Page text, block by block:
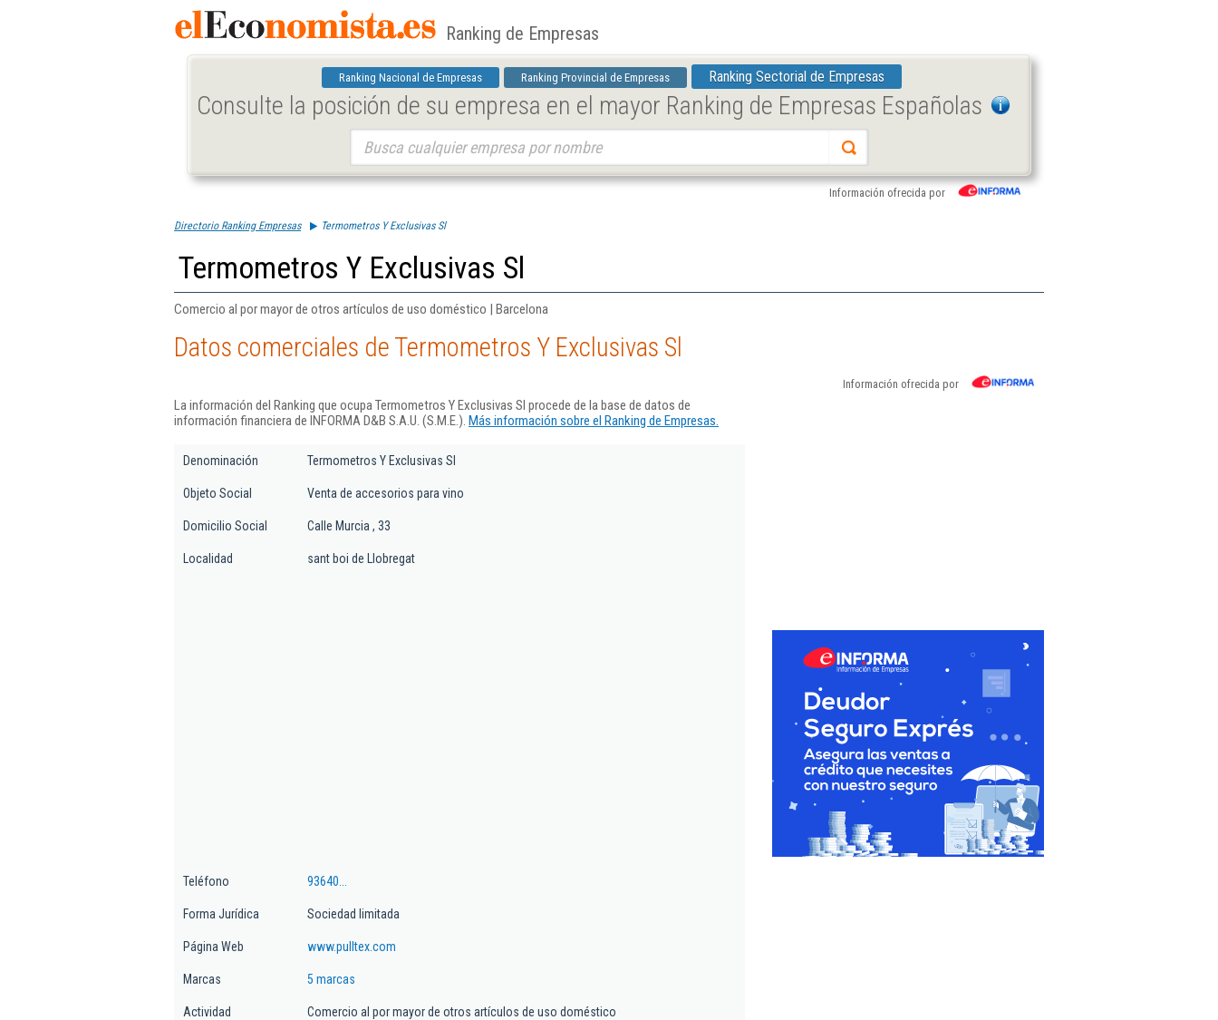
Ranking de Empresas
Ranking Nacional de Empresas Ranking Provincial de Empresas Ranking Sectorial de Empresas
Consulte la posición de su empresa en el mayor Ranking de Empresas Españolas
Información ofrecida por
Directorio Ranking Empresas Termometros Y Exclusivas Sl
Termometros Y Exclusivas Sl
Comercio al por mayor de otros artículos de uso doméstico | Barcelona
Datos comerciales de Termometros Y Exclusivas Sl
Información ofrecida por
La información del Ranking que ocupa Termometros Y Exclusivas Sl procede de la base de datos de
información financiera de INFORMA D&B S.A.U. (S.M.E.). Más información sobre el Ranking de Empresas.
Denominación Termometros Y Exclusivas Sl
Objeto Social Venta de accesorios para vino
Domicilio Social Calle Murcia , 33
Localidad sant boi de Llobregat
Teléfono 93640...
Forma Jurídica Sociedad limitada
Página Web www.pulltex.com
Marcas 5 marcas
Actividad Comercio al por mayor de otros artículos de uso doméstico